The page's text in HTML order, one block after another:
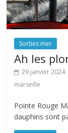
Sorties mer
Ah les
29 janvier 2024
marseille
Pointe Rouge
dauphins sont